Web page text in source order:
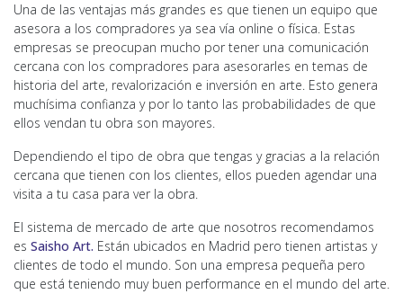
Una de las ventajas más grandes es que tienen un equipo que
asesora a los compradores ya sea vía online o física. Estas
empresas se preocupan mucho por tener una comunicación
cercana con los compradores para asesorarles en temas de
historia del arte, revalorización e inversión en arte. Esto genera
muchísima confianza y por lo tanto las probabilidades de que
ellos vendan tu obra son mayores.
Dependiendo el tipo de obra que tengas y gracias a la relación
cercana que tienen con los clientes, ellos pueden agendar una
visita a tu casa para ver la obra.
El sistema de mercado de arte que nosotros recomendamos
es Saisho Art. Están ubicados en Madrid pero tienen artistas y
clientes de todo el mundo. Son una empresa pequeña pero
que está teniendo muy buen performance en el mundo del arte.